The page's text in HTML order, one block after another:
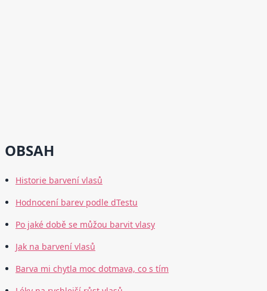
OBSAH
Historie barvení vlasů
Hodnocení barev podle dTestu
Po jaké době se můžou barvit vlasy
Jak na barvení vlasů
Barva mi chytla moc dotmava, co s tím